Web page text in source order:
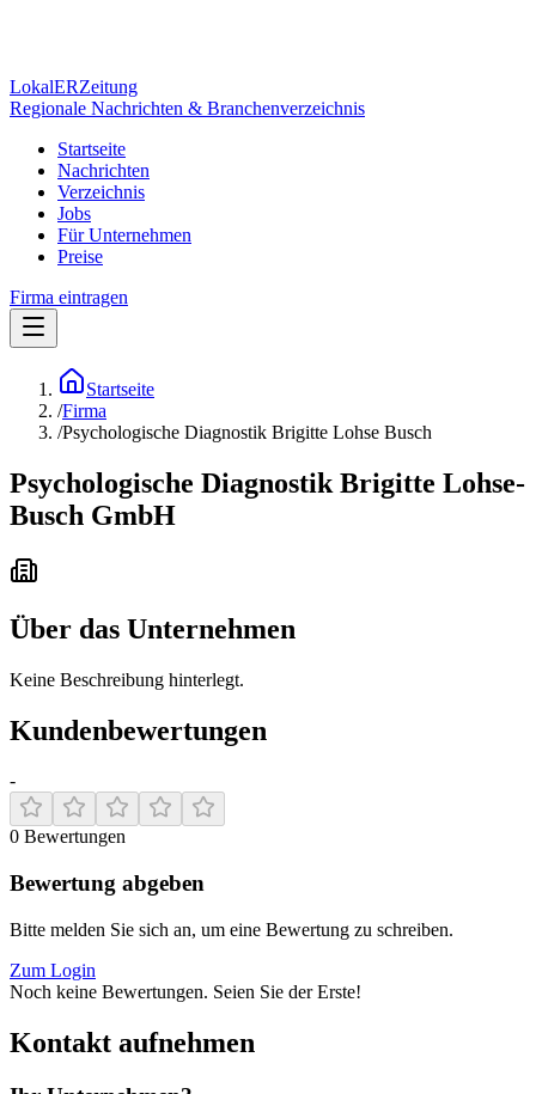
LokalERZeitung
Regionale Nachrichten & Branchenverzeichnis
Startseite
Nachrichten
Verzeichnis
Jobs
Für Unternehmen
Preise
Firma eintragen
Startseite
/Firma
/Psychologische Diagnostik Brigitte Lohse Busch
Psychologische Diagnostik Brigitte Lohse-
Busch GmbH
Über das Unternehmen
Keine Beschreibung hinterlegt.
Kundenbewertungen
-
0 Bewertungen
Bewertung abgeben
Bitte melden Sie sich an, um eine Bewertung zu schreiben.
Zum Login
Noch keine Bewertungen. Seien Sie der Erste!
Kontakt aufnehmen